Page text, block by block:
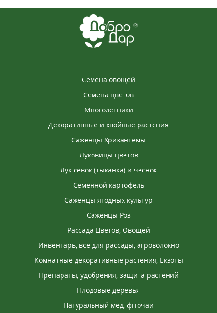
Семена овощей
Семена цветов
Многолетники
Декоративные и хвойные растения
Саженцы Хризантемы
Луковицы цветов
Лук севок (тыканка) и чеснок
Семенной картофель
Саженцы ягодных культур
Саженцы Роз
Рассада Цветов, Овощей
Инвентарь, все для рассады, агроволокно
Комнатные декоративные растения, Екзоты
Препараты, удобрения, защита растений
Плодовые деревья
Натуральный мед, фіточаи